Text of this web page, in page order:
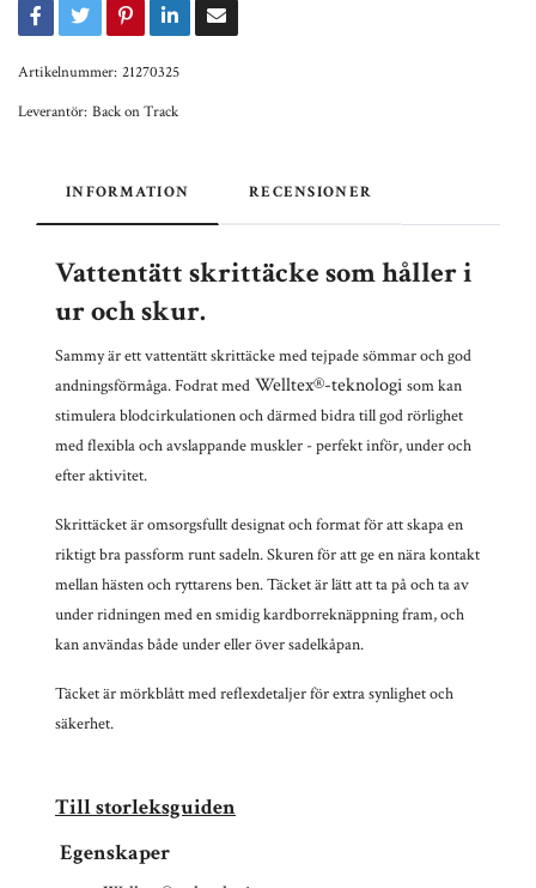
Artikelnummer: 21270325
Leverantör: Back on Track
INFORMATION RECENSIONER
Vattentätt skrittäcke som håller i
ur och skur.
Sammy är ett vattentätt skrittäcke med tejpade sömmar och god
andningsförmåga. Fodrat med Welltex®-teknologi som kan
stimulera blodcirkulationen och därmed bidra till god rörlighet
medflexibla och avslappande muskler - perfekt inför, under och
efter aktivitet.
Skrittäcket är omsorgsfullt designat och format för att skapa en
riktigt bra passform runt sadeln. Skuren för att ge en nära kontakt
mellan hästen och ryttarens ben. Täcket är lätt att ta på och ta av
under ridningen med en smidig kardborreknäppning fram, och
kan användas bådeunder eller över sadelkåpan.
Täcket är mörkblått med reflexdetaljer för extra synlighet och
säkerhet.
Till storleksguiden
Egenskaper